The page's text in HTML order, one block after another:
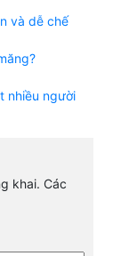
và dễ chế
nhiều người
khai. Các